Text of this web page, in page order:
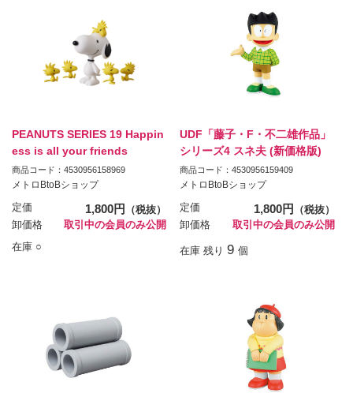
PEANUTS SERIES 19 Happin
ess is all your friends
商品コード：4530956158969
メトロBtoBショップ
定価 1,800円
（税抜）
卸価格
取引中の会員のみ公開
在庫 ○
UDF「藤子・F・不二雄作品」
シリーズ4 スネ夫 (新価格版)
商品コード：4530956159409
メトロBtoBショップ
定価 1,800円
（税抜）
卸価格
取引中の会員のみ公開
在庫 残り 9 個